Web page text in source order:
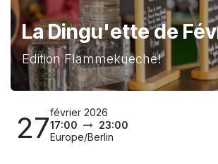
La Dingu'ette de
Edition Flammekueche!
27février 2026
17:00
23:00
Europe/Berlin